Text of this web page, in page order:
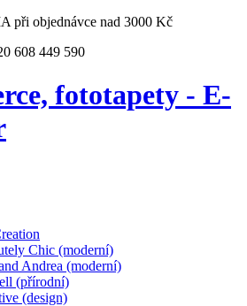
při objednávce nad 3000 Kč
608 449 590
fototapety - E-
Chic (moderní)
Andrea (moderní)
(přírodní)
(design)